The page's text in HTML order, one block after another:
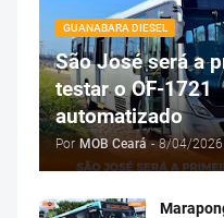
GUANABARA DIESEL
São José será a
testar o OF-1721
automatizado
Por MOB Ceará - 8/04/2026